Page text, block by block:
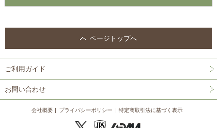
ページトップへ
ご利用ガイド
お問い合わせ
会社概要 プライバシーポリシー 特定商取引法に基づく表示